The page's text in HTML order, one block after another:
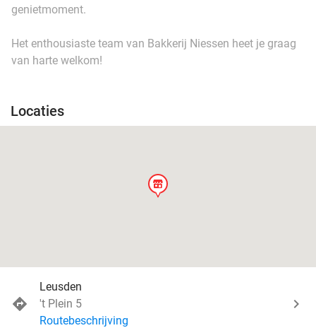
genietmoment.
Het enthousiaste team van Bakkerij Niessen heet je graag
van harte welkom!
Locaties
store
Leusden
't Plein 5
Routebeschrijving